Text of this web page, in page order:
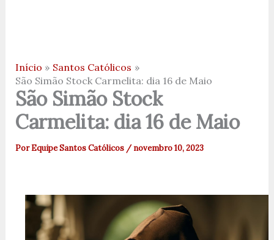
Início
Santos Católicos
São Simão Stock Carmelita: dia 16 de Maio
São Simão Stock
Carmelita: dia 16 de Maio
PorEquipe Santos Católicos / novembro 10, 2023